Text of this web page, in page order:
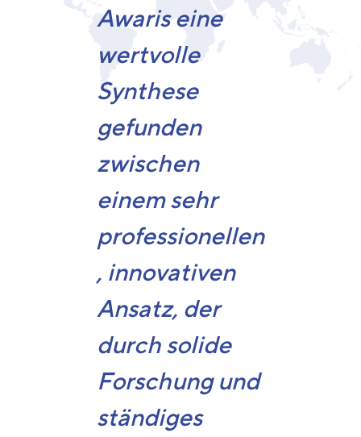
Awaris eine
wertvolle
Synthese
gefunden
zwischen
einem sehr
professionellen
, innovativen
Ansatz, der
durch solide
Forschung und
ständiges